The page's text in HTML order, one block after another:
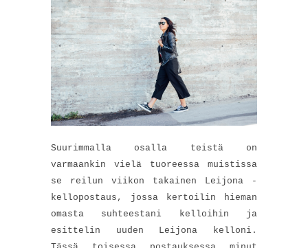
Suurimmalla osalla teistä on
varmaankin vielä tuoreessa muistissa
se reilun viikon takainen Leijona -
kellopostaus, jossa kertoilin hieman
omasta suhteestani kelloihin ja
esittelin uuden Leijona kelloni.